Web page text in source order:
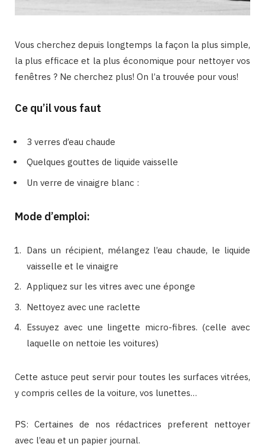
Vous cherchez depuis longtemps la façon la plus simple,
la plus efficace et la plus économique pour nettoyer vos
fenêtres ? Ne cherchez plus! On l’a trouvée pour vous!
Ce qu’il vous faut
3 verres d’eau chaude
Quelques gouttes de liquide vaisselle
Un verre de vinaigre blanc :
Mode d’emploi:
Dans un récipient, mélangez l’eau chaude, le liquide
vaisselle et le vinaigre
Appliquez sur les vitres avec une éponge
Nettoyez avec une raclette
Essuyez avec une lingette micro-fibres. (celle avec
laquelle on nettoie les voitures)
Cette astuce peut servir pour toutes les surfaces vitrées,
y compris celles de la voiture, vos lunettes…
PS: Certaines de nos rédactrices preferent nettoyer
avec l’eau et un papier journal.